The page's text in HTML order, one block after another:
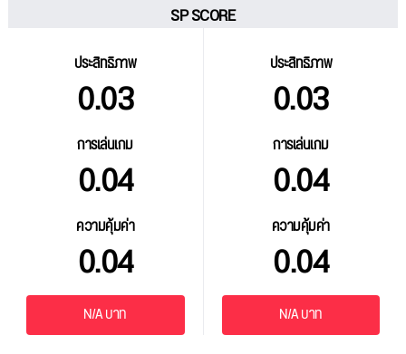
SP SCORE
ประสิทธิภาพ
0.03
การเล่นเกม
0.04
ความคุ้มค่า
0.04
ประสิทธิภาพ
0.03
การเล่นเกม
0.04
ความคุ้มค่า
0.04
N/A บาท N/A บาท